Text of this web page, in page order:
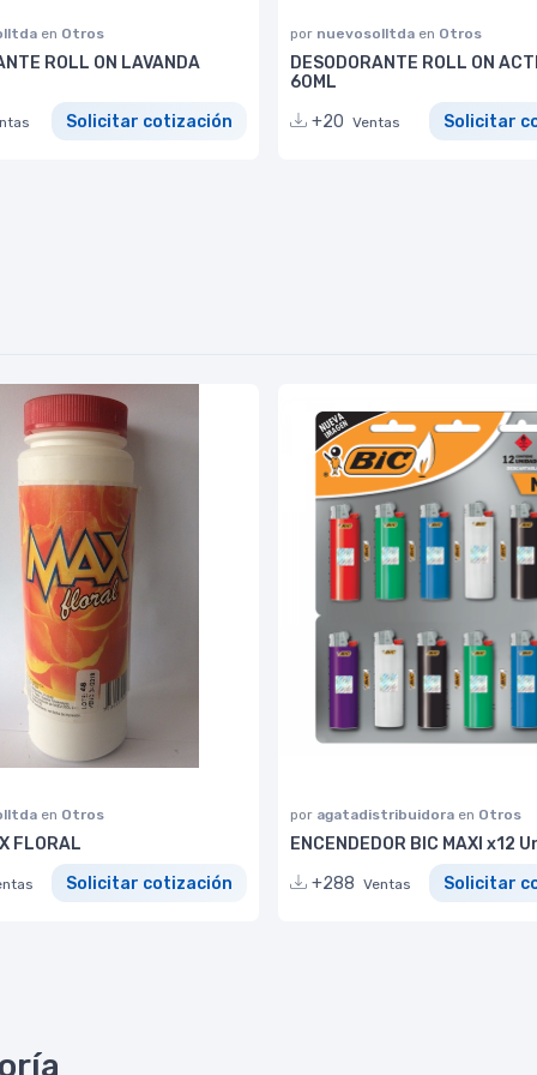
en Otros
ROLL ON LAVANDA
Solicitar cotización
por nuevosolltda en Otros
DESODORANTE ROLL ON
60ML
+20 Ventas Solicitar
en Otros
FLORAL
Solicitar cotización
por agatadistribuidora en Otros
ENCENDEDOR BIC MAXI x12
+288 Ventas Solicitar